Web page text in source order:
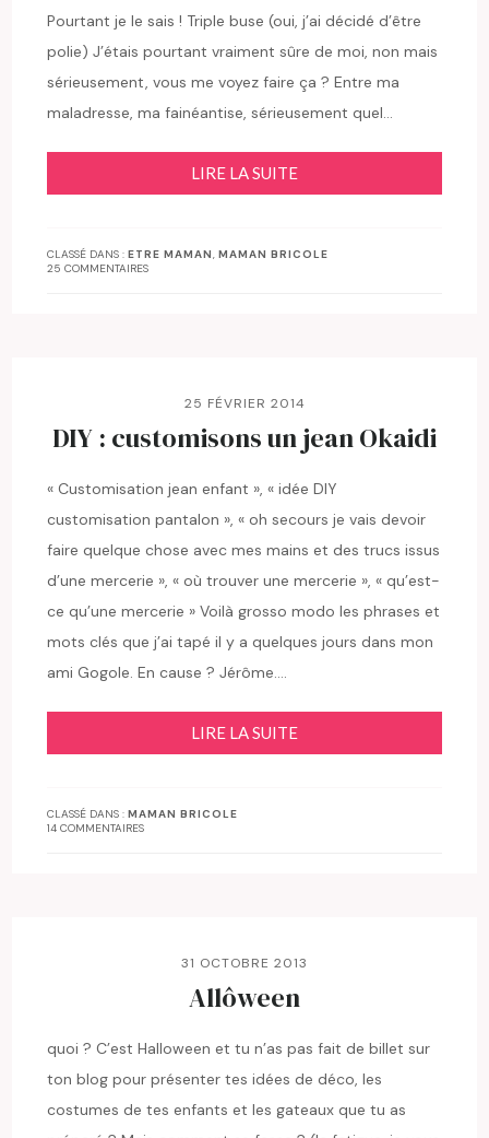
Pourtant je le sais ! Triple buse (oui, j’ai décidé d’être
polie) J’étais pourtant vraiment sûre de moi, non mais
sérieusement, vous me voyez faire ça ? Entre ma
maladresse, ma fainéantise, sérieusement quel…
LIRE LA SUITE
CLASSÉ DANS :ETRE MAMAN,MAMAN BRICOLE
25 COMMENTAIRES
25 FÉVRIER 2014
DIY : customisons un jean Okaidi
« Customisation jean enfant », « idée DIY
customisation pantalon », « oh secours je vais devoir
faire quelque chose avec mes mains et des trucs issus
d’une mercerie », « où trouver une mercerie », « qu’est-
ce qu’une mercerie » Voilà grosso modo les phrases et
mots clés que j’ai tapé il y a quelques jours dans mon
ami Gogole. En cause ? Jérôme….
LIRE LA SUITE
CLASSÉ DANS :MAMAN BRICOLE
14 COMMENTAIRES
31 OCTOBRE 2013
Allôween
quoi ? C’est Halloween et tu n’as pas fait de billet sur
ton blog pour présenter tes idées de déco, les
costumes de tes enfants et les gateaux que tu as